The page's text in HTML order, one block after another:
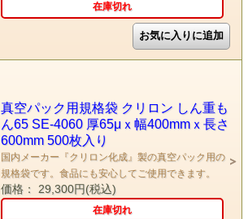
在庫切れ
真空パック用規格袋 クリロン しん重も
ん65 SE-4060 厚65μｘ幅400mmｘ長さ
600mm 500枚入り
国内メーカー『クリロン化成』製の真空パック用の
規格袋です。食品にも安心してご使用できます。
価格： 29,300円(税込)
在庫切れ